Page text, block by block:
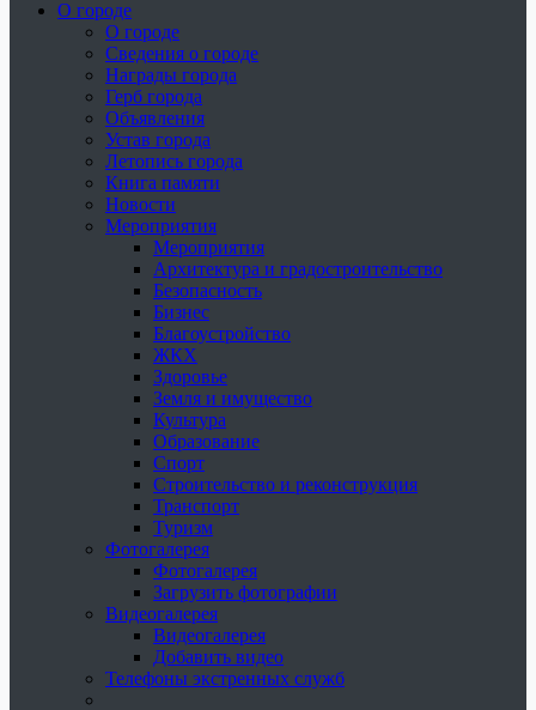
О городе
О городе
Сведения о городе
Награды города
Герб города
Объявления
Устав города
Летопись города
Книга памяти
Новости
Мероприятия
Мероприятия
Архитектура и градостроительство
Безопасность
Бизнес
Благоустройство
ЖКХ
Здоровье
Земля и имущество
Культура
Образование
Спорт
Строительство и реконструкция
Транспорт
Туризм
Фотогалерея
Фотогалерея
Загрузить фотографии
Видеогалерея
Видеогалерея
Добавить видео
Телефоны экстренных служб